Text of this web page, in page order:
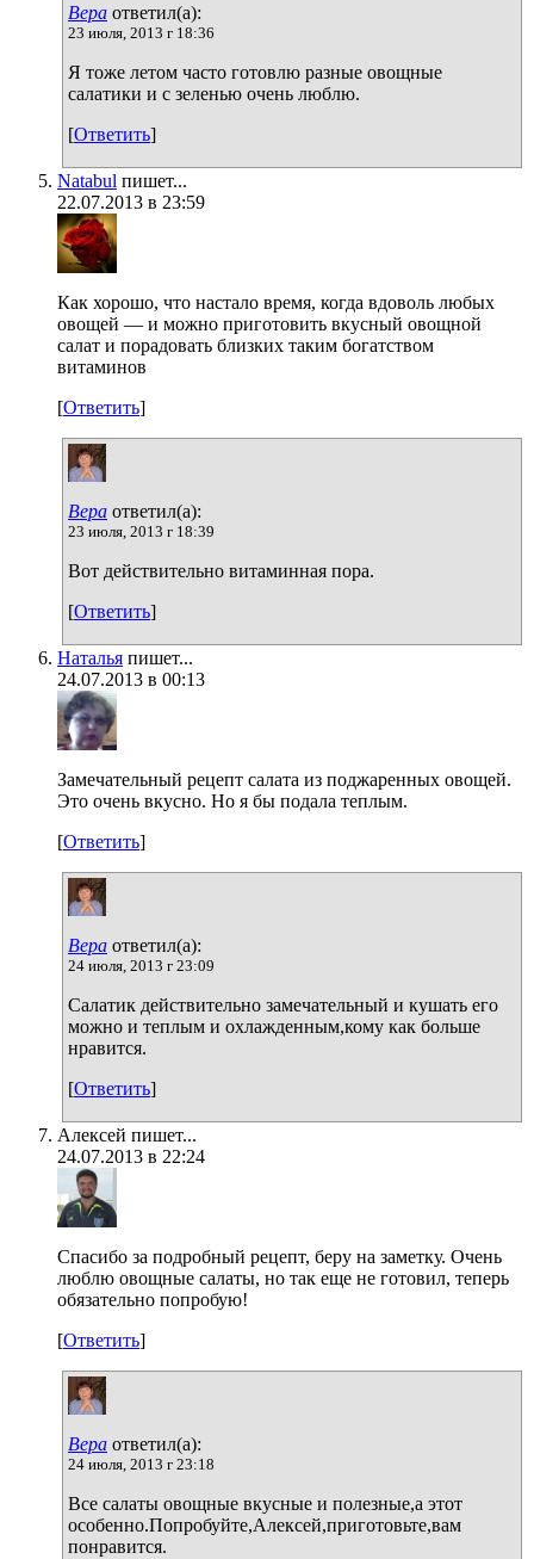
Вера ответил(а):
23 июля, 2013 г 18:36
Я тоже летом часто готовлю разные овощные
салатики и с зеленью очень люблю.
[Ответить]
Natabul пишет...
22.07.2013 в 23:59
Как хорошо, что настало время, когда вдоволь любых
овощей — и можно приготовить вкусный овощной
салат и порадовать близких таким богатством
витаминов
[Ответить]
Вера ответил(а):
23 июля, 2013 г 18:39
Вот действительно витаминная пора.
[Ответить]
Наталья пишет...
24.07.2013 в 00:13
Замечательный рецепт салата из поджаренных овощей.
Это очень вкусно. Но я бы подала теплым.
[Ответить]
Вера ответил(а):
24 июля, 2013 г 23:09
Салатик действительно замечательный и кушать его
можно и теплым и охлажденным,кому как больше
нравится.
[Ответить]
Алексей пишет...
24.07.2013 в 22:24
Спасибо за подробный рецепт, беру на заметку. Очень
люблю овощные салаты, но так еще не готовил, теперь
обязательно попробую!
[Ответить]
Вера ответил(а):
24 июля, 2013 г 23:18
Все салаты овощные вкусные и полезные,а этот
особенно.Попробуйте,Алексей,приготовьте,вам
понравится.